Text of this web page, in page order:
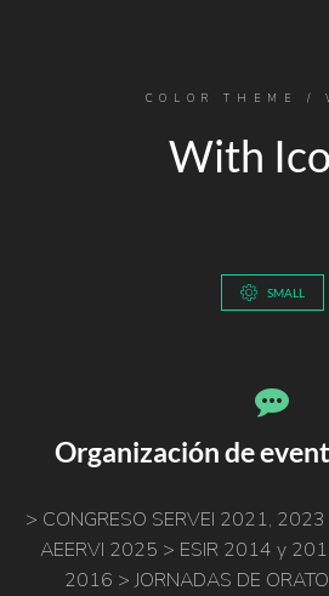
COLOR THEME /
With
SMALL
Organización de
> CONGRESO SERVEI 2021,
AEERVI 2025 > ESIR 2014 y
2016 > JORNADAS DE